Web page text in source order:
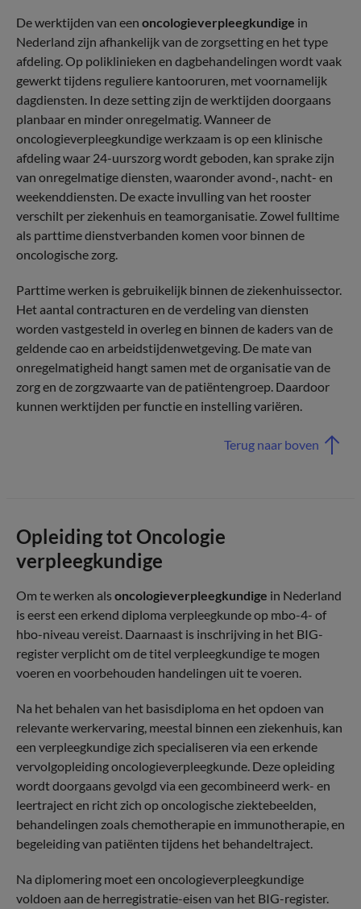
De werktijden van een oncologieverpleegkundige in
Nederland zijn afhankelijk van de zorgsetting en het type
afdeling. Op poliklinieken en dagbehandelingen wordt vaak
gewerkt tijdens reguliere kantooruren, met voornamelijk
dagdiensten. In deze setting zijn de werktijden doorgaans
planbaar en minder onregelmatig. Wanneer de
oncologieverpleegkundige werkzaam is op een klinische
afdeling waar 24-uurszorg wordt geboden, kan sprake zijn
van onregelmatige diensten, waaronder avond-, nacht- en
weekenddiensten. De exacte invulling van het rooster
verschilt per ziekenhuis en teamorganisatie. Zowel fulltime
als parttime dienstverbanden komen voor binnen de
oncologische zorg.
Parttime werken is gebruikelijk binnen de ziekenhuissector.
Het aantal contracturen en de verdeling van diensten
worden vastgesteld in overleg en binnen de kaders van de
geldende cao en arbeidstijdenwetgeving. De mate van
onregelmatigheid hangt samen met de organisatie van de
zorg en de zorgzwaarte van de patiëntengroep. Daardoor
kunnen werktijden per functie en instelling variëren.
Terug naar boven
Opleiding tot Oncologie
verpleegkundige
Om te werken als oncologieverpleegkundige in Nederland
is eerst een erkend diploma verpleegkunde op mbo-4- of
hbo-niveau vereist. Daarnaast is inschrijving in het BIG-
register verplicht om de titel verpleegkundige te mogen
voeren en voorbehouden handelingen uit te voeren.
Na het behalen van het basisdiploma en het opdoen van
relevante werkervaring, meestal binnen een ziekenhuis, kan
een verpleegkundige zich specialiseren via een erkende
vervolgopleiding oncologieverpleegkunde. Deze opleiding
wordt doorgaans gevolgd via een gecombineerd werk- en
leertraject en richt zich op oncologische ziektebeelden,
behandelingen zoals chemotherapie en immunotherapie, en
begeleiding van patiënten tijdens het behandeltraject.
Na diplomering moet een oncologieverpleegkundige
voldoen aan de herregistratie-eisen van het BIG-register.